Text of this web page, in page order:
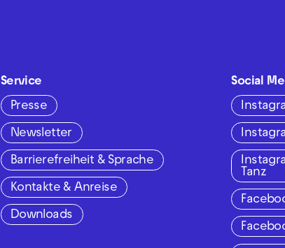
Service
Presse
Newsletter
Barrierefreiheit & Sprache
Kontakte & Anreise
Downloads
Social
Tanz